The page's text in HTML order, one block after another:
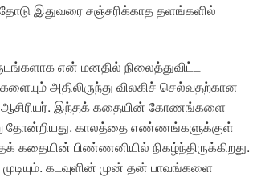
இதுவரை சஞ்சரிக்காத தளங்களில்
என் மனதில் நிலைத்துவிட்ட
அதிலிருந்து விலகிச் செல்வதற்கான
ஆசிரியர். இந்தக் கதையின் கோணங்களை
தோன்றியது. காலத்தை எண்ணங்களுக்குள்
கதையின் பிண்ணனியில் நிகழ்ந்திருக்கிறது.
கடவுளின் முன் தன் பாவங்களை